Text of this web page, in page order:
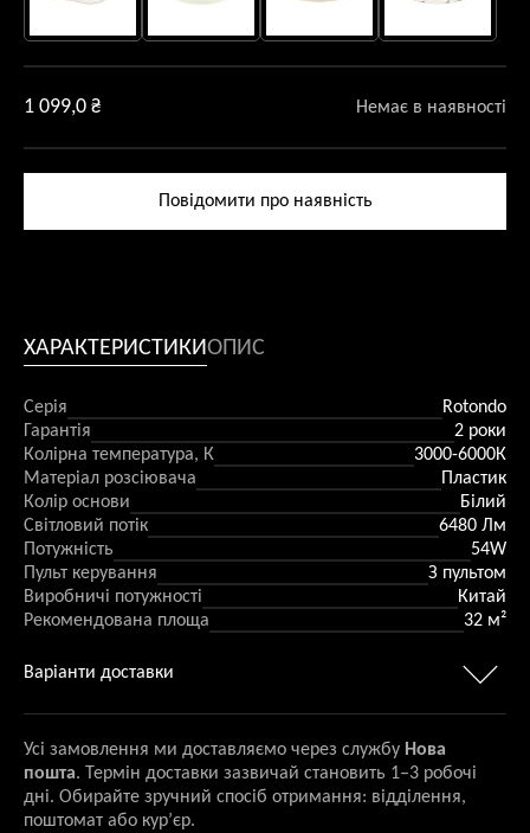
1 099,0 ₴ Немає в наявності
Повідомити про наявність
ХАРАКТЕРИСТИКИОПИС
Серія
Rotondo
Гарантія
2 роки
Колірна температура, К
3000-6000К
Матеріал розсіювача
Пластик
Колір основи
Білий
Світловий потік
6480 Лм
Потужність
54W
Пульт керування
З пультом
Виробничі потужності
Китай
Рекомендована площа
32 м²
Варіанти доставки
Усі замовлення ми доставляємо через службу Нова
пошта. Термін доставки зазвичай становить 1–3 робочі
дні. Обирайте зручний спосіб отримання: відділення,
поштомат або кур’єр.